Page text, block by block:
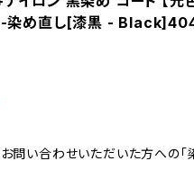
-染め直し[漆黒 -
問い合わせいただいた方への